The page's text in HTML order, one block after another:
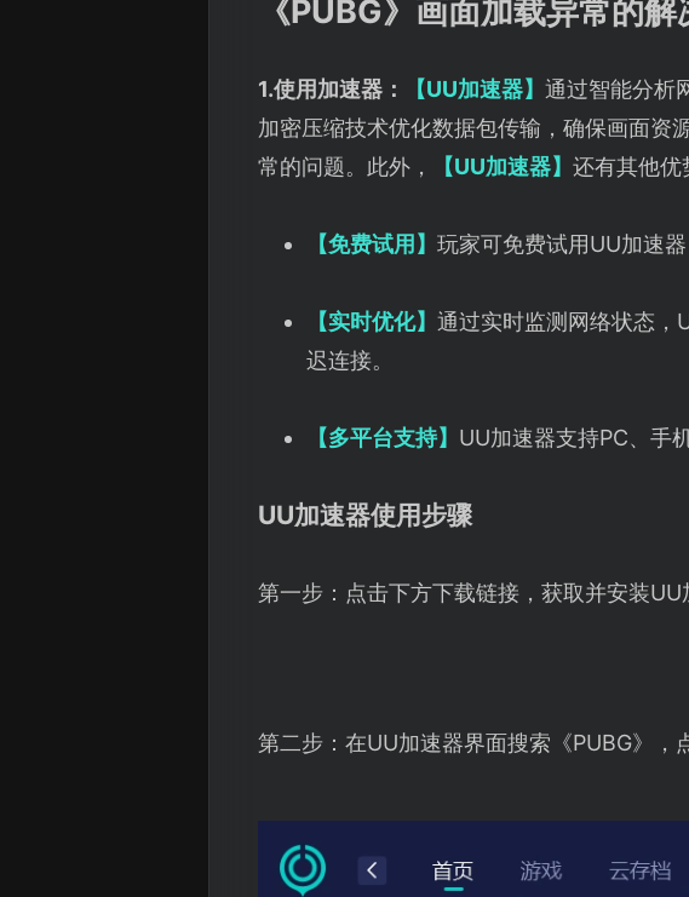
《PUBG》画面加载异常的
1.使用加速器： 【UU加速器】 通过智能分析
加密压缩技术优化数据包传输，确保画面资
常的问题。此外，
【UU加速器】 还有其他优
【免费试用】 玩家可免费试用UU加速
【实时优化】 通过实时监测网络状态，
迟连接。
【多平台支持】 UU加速器支持PC、手
UU加速器使用步骤
第一步：点击下方下载链接，获取并安装UU
第二步：在UU加速器界面搜索《PUBG》，